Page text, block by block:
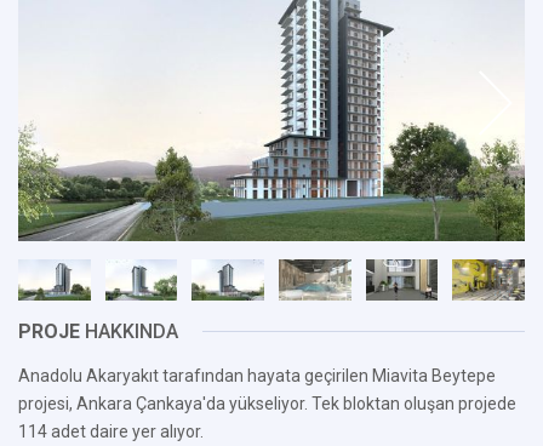
PROJE HAKKINDA
Anadolu Akaryakıt tarafından hayata geçirilen Miavita Beytepe
projesi, Ankara Çankaya'da yükseliyor. Tek bloktan oluşan projede
114 adet daire yer alıyor.